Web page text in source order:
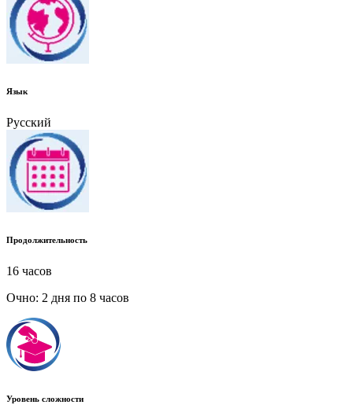
Язык
Русский
Продолжительность
16 часов
Очно: 2 дня по 8 часов
Уровень сложности